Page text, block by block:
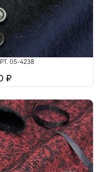
05-4238
₽